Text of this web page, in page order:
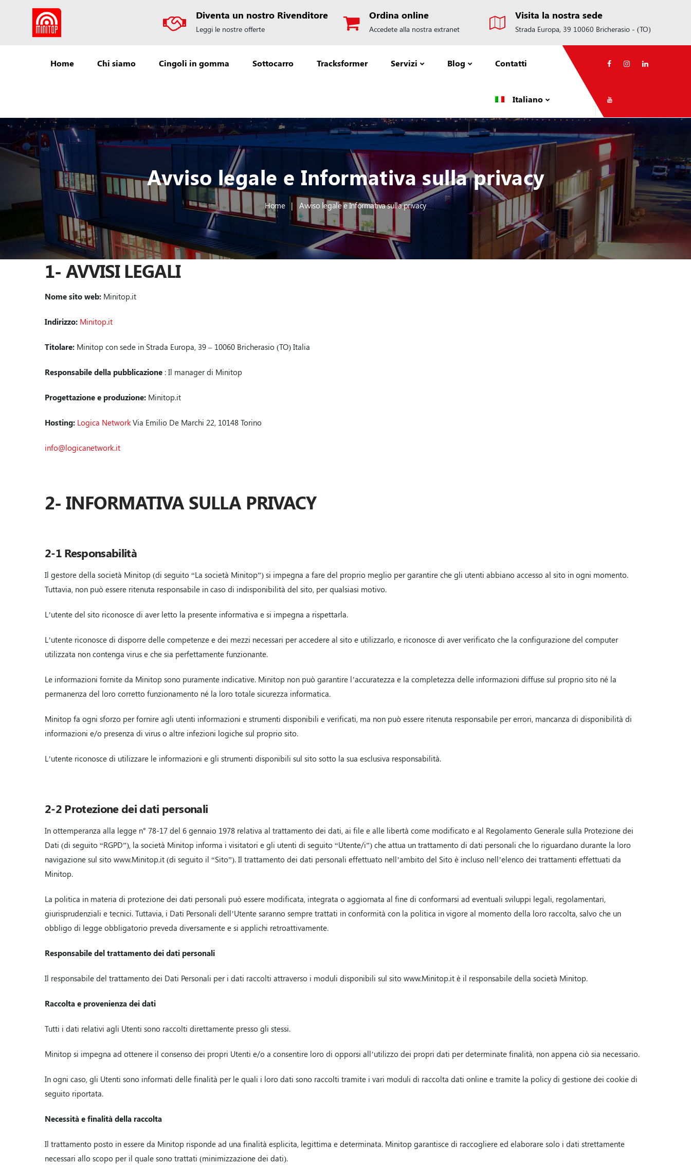
Diventa un nostro Rivenditore
Leggi le nostre offerte
Ordina online
Accedete alla nostra extranet
Visita la nostra sede
Strada Europa, 39 10060 Bricherasio - (TO)
Home Chi siamo Cingoli in gomma Sottocarro Tracksformer Servizi Blog Contatti
Italiano
Avviso legale e Informativa sulla privacy
Home Avviso legale e Informativa sulla privacy
1- AVVISI LEGALI
Nome sito web: Minitop.it
Indirizzo: Minitop.it
Titolare: Minitop con sede in Strada Europa, 39 – 10060 Bricherasio (TO) Italia
Responsabile della pubblicazione : Il manager di Minitop
Progettazione e produzione: Minitop.it
Hosting: Logica Network Via Emilio De Marchi 22, 10148 Torino
info@logicanetwork.it
2- INFORMATIVA SULLA PRIVACY
2-1 Responsabilità
Il gestore della società Minitop (di seguito “La società Minitop”) si impegna a fare del proprio meglio per garantire che gli utenti abbiano accesso al sito in ogni momento.
Tuttavia, non può essere ritenuta responsabile in caso di indisponibilità del sito, per qualsiasi motivo.
L’utente del sito riconosce di aver letto la presente informativa e si impegna a rispettarla.
L’utente riconosce di disporre delle competenze e dei mezzi necessari per accedere al sito e utilizzarlo, e riconosce di aver verificato che la configurazione del computer
utilizzata non contenga virus e che sia perfettamente funzionante.
Le informazioni fornite da Minitop sono puramente indicative. Minitop non può garantire l’accuratezza e la completezza delle informazioni diffuse sul proprio sito né la
permanenza del loro corretto funzionamento né la loro totale sicurezza informatica.
Minitop fa ogni sforzo per fornire agli utenti informazioni e strumenti disponibili e verificati, ma non può essere ritenuta responsabile per errori, mancanza di disponibilità di
informazioni e/o presenza di virus o altre infezioni logiche sul proprio sito.
L’utente riconosce di utilizzare le informazioni e gli strumenti disponibili sul sito sotto la sua esclusiva responsabilità.
2-2 Protezione dei dati personali
In ottemperanza alla legge n° 78-17 del 6 gennaio 1978 relativa al trattamento dei dati, ai file e alle libertà come modificato e al Regolamento Generale sulla Protezione dei
Dati (di seguito “RGPD”), la società Minitop informa i visitatori e gli utenti di seguito “Utente/i”) che attua un trattamento di dati personali che lo riguardano durante la loro
navigazione sul sito www.Minitop.it (di seguito il “Sito”). Il trattamento dei dati personali effettuato nell’ambito del Sito è incluso nell’elenco dei trattamenti effettuati da
Minitop.
La politica in materia di protezione dei dati personali può essere modificata, integrata o aggiornata al fine di conformarsi ad eventuali sviluppi legali, regolamentari,
giurisprudenziali e tecnici. Tuttavia, i Dati Personali dell’Utente saranno sempre trattati in conformità con la politica in vigore al momento della loro raccolta, salvo che un
obbligo di legge obbligatorio preveda diversamente e si applichi retroattivamente.
Responsabile del trattamento dei dati personali
Il responsabile del trattamento dei Dati Personali per i dati raccolti attraverso i moduli disponibili sul sito www.Minitop.it è il responsabile della società Minitop.
Raccolta e provenienza dei dati
Tutti i dati relativi agli Utenti sono raccolti direttamente presso gli stessi.
Minitop si impegna ad ottenere il consenso dei propri Utenti e/o a consentire loro di opporsi all’utilizzo dei propri dati per determinate finalità, non appena ciò sia necessario.
In ogni caso, gli Utenti sono informati delle finalità per le quali i loro dati sono raccolti tramite i vari moduli di raccolta dati online e tramite la policy di gestione dei cookie di
seguito riportata.
Necessità e finalità della raccolta
Il trattamento posto in essere da Minitop risponde ad una finalità esplicita, legittima e determinata. Minitop garantisce di raccogliere ed elaborare solo i dati strettamente
necessari allo scopo per il quale sono trattati (minimizzazione dei dati).